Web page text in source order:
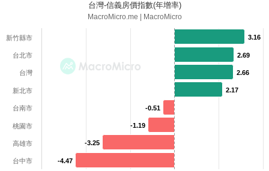
台灣-信義房價指數(年增率)
MacroMicro.me | MacroMicro
3.16
3.16
2.69
2.69
2.66
2.66
2.17
2.17
-0.51
-0.51
-1.19
-1.19
-3.25
-3.25
-4.47
-4.47
新竹縣市
台北市
台灣
新北市
台南市
桃園市
高雄市
台中市